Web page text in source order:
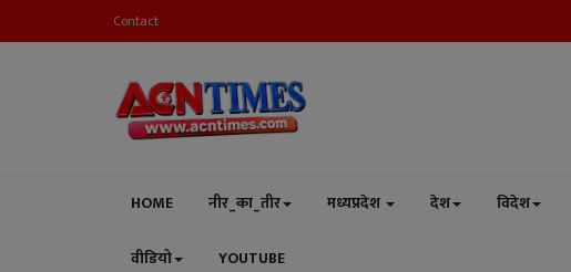
Contact
HOME नीर_का_तीर मध्यप्रदेश देश विदेश
वीडियो YOUTUBE